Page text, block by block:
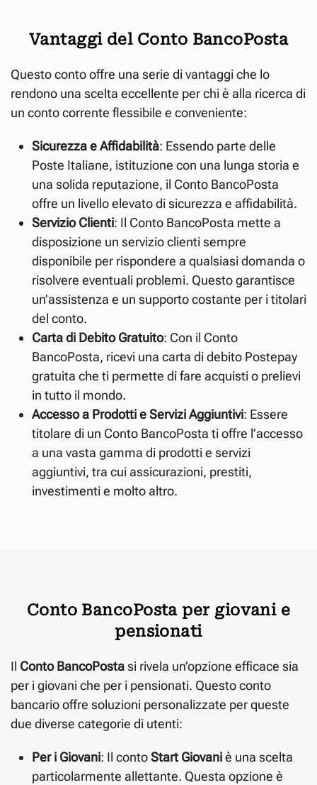
Vantaggi del Conto BancoPosta
Questo conto offre una serie di vantaggi che lo
rendono una scelta eccellente per chi è alla ricerca di
un conto corrente flessibile e conveniente:
Sicurezza e Affidabilità: Essendo parte delle
Poste Italiane, istituzione con una lunga storia e
una solida reputazione, il Conto BancoPosta
offre un livello elevato di sicurezza e affidabilità.
Servizio Clienti: Il Conto BancoPosta mette a
disposizione un servizio clienti sempre
disponibile per rispondere a qualsiasi domanda o
risolvere eventuali problemi. Questo garantisce
un’assistenza e un supporto costante per i titolari
del conto.
Carta di Debito Gratuito: Con il Conto
BancoPosta, ricevi una carta di debito Postepay
gratuita che ti permette di fare acquisti o prelievi
in tutto il mondo.
Accesso a Prodotti e Servizi Aggiuntivi: Essere
titolare di un Conto BancoPosta ti offre l’accesso
a una vasta gamma di prodotti e servizi
aggiuntivi, tra cui assicurazioni, prestiti,
investimenti e molto altro.
Conto BancoPosta per giovani e
pensionati
Il Conto BancoPostasi rivela un’opzione efficace sia
per i giovani che per i pensionati. Questo conto
bancario offre soluzioni personalizzate per queste
due diverse categorie di utenti:
Per i Giovani: Il contoStart Giovaniè una scelta
particolarmente allettante. Questa opzione è